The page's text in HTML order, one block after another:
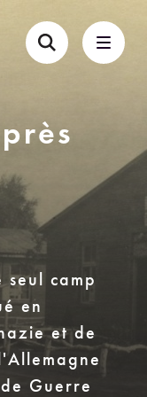
camp
en
et de
Guerre